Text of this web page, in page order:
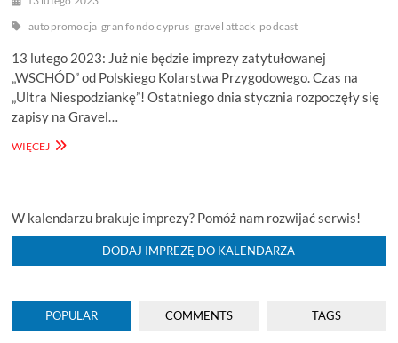
autopromocja gran fondo cyprus gravel attack podcast
13 lutego 2023: Już nie będzie imprezy zatytułowanej
„WSCHÓD” od Polskiego Kolarstwa Przygodowego. Czas na
„Ultra Niespodziankę”! Ostatniego dnia stycznia rozpoczęły się
zapisy na Gravel…
WIĘCEJDDR
NIESPODZIANKA,
GRAVEL
CYPRUS,
NOWY
PODCAST
W kalendarzu brakuje imprezy? Pomóż nam rozwijać serwis!
DODAJ IMPREZĘ DO KALENDARZA
POPULAR COMMENTS TAGS